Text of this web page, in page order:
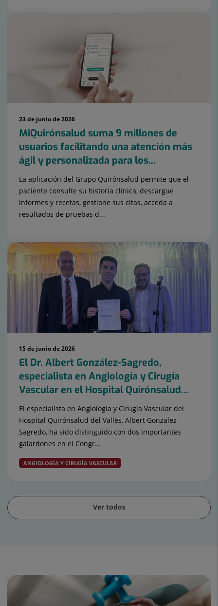
23 de junio de 2026
MiQuirónsalud suma 9 millones de
usuarios facilitando una atención más
ágil y personalizada para los...
La aplicación del Grupo Quirónsalud permite que el
paciente consulte su historia clínica, descargue
informes y recetas, gestione sus citas, acceda a
resultados de pruebas d...
15 de junio de 2026
El Dr. Albert González-Sagredo,
especialista en Angiología y Cirugía
Vascular en el Hospital Quirónsalud...
El especialista en Angiología y Cirugía Vascular del
Hospital Quirónsalud del Vallès, Albert Gonzalez
Sagredo, ha sido distinguido con dos importantes
galardones en el Congr...
ANGIOLOGÍA Y CIRUGÍA VASCULAR
Ver todos